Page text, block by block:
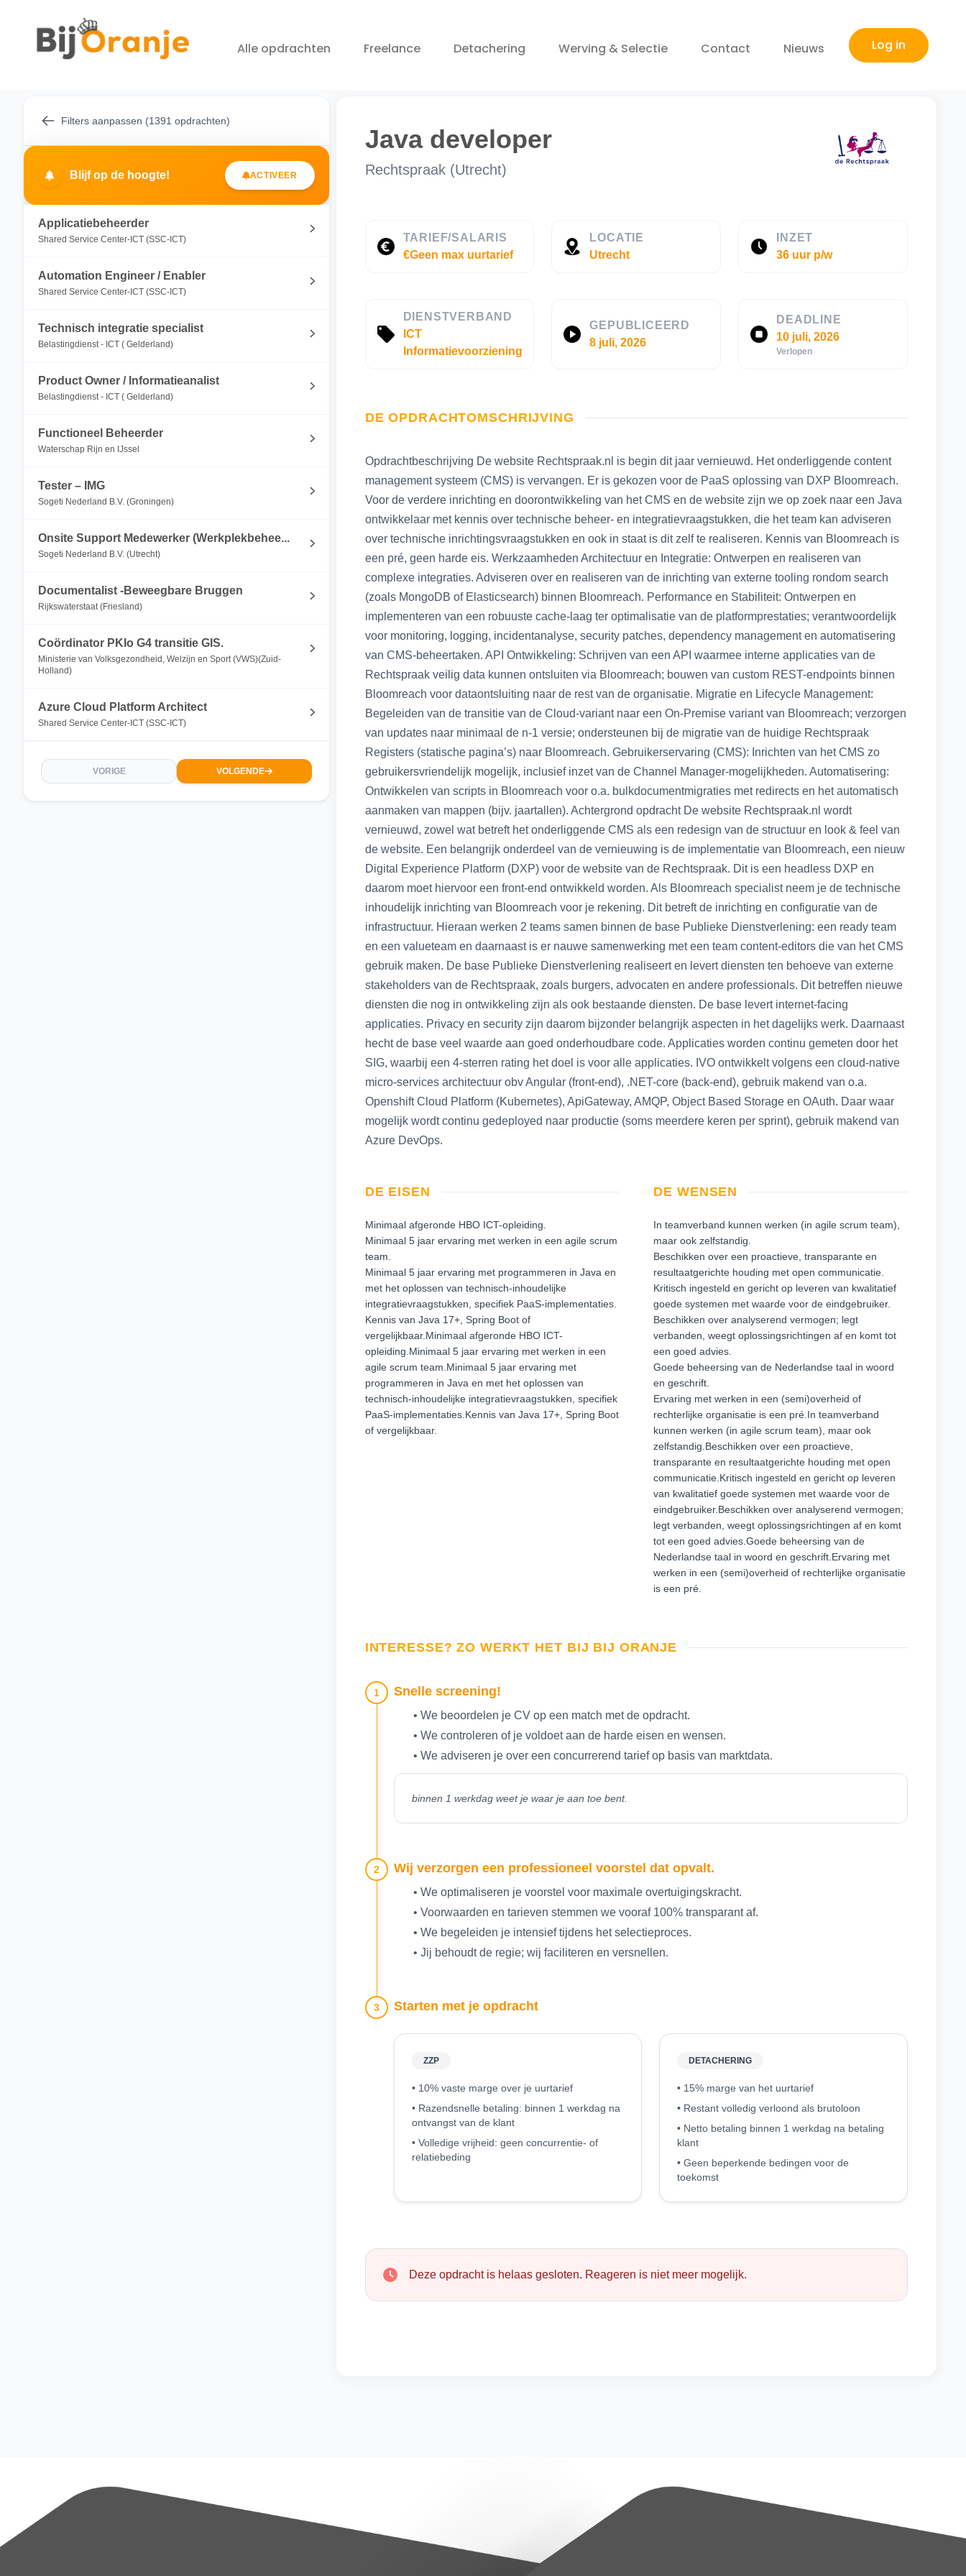
Alle opdrachten Freelance Detachering Werving & Selectie Contact Nieuws Log in
Filters aanpassen (1391 opdrachten)
Blijf op de hoogte! ACTIVEER
Applicatiebeheerder
Shared Service Center-ICT (SSC-ICT)
Automation Engineer / Enabler
Shared Service Center-ICT (SSC-ICT)
Technisch integratie specialist
Belastingdienst - ICT ( Gelderland)
Product Owner / Informatieanalist
Belastingdienst - ICT ( Gelderland)
Functioneel Beheerder
Waterschap Rijn en IJssel
Tester – IMG
Sogeti Nederland B.V. (Groningen)
Onsite Support Medewerker (Werkplekbehee...
Sogeti Nederland B.V. (Utrecht)
Documentalist -Beweegbare Bruggen
Rijkswaterstaat (Friesland)
Coördinator PKIo G4 transitie GIS.
Ministerie van Volksgezondheid, Welzijn en Sport (VWS)(Zuid-
Holland)
Azure Cloud Platform Architect
Shared Service Center-ICT (SSC-ICT)
VORIGE VOLGENDE
Java developer
Rechtspraak (Utrecht)
TARIEF/SALARIS
€Geen max uurtarief
LOCATIE
Utrecht
INZET
36 uur p/w
DIENSTVERBAND
ICT
Informatievoorziening
GEPUBLICEERD
8 juli, 2026
DEADLINE
10 juli, 2026
Verlopen
DE OPDRACHTOMSCHRIJVING
Opdrachtbeschrijving De website Rechtspraak.nl is begin dit jaar vernieuwd. Het onderliggende content
management systeem (CMS) is vervangen. Er is gekozen voor de PaaS oplossing van DXP Bloomreach.
Voor de verdere inrichting en doorontwikkeling van het CMS en de website zijn we op zoek naar een Java
ontwikkelaar met kennis over technische beheer- en integratievraagstukken, die het team kan adviseren
over technische inrichtingsvraagstukken en ook in staat is dit zelf te realiseren. Kennis van Bloomreach is
een pré, geen harde eis. Werkzaamheden Architectuur en Integratie: Ontwerpen en realiseren van
complexe integraties. Adviseren over en realiseren van de inrichting van externe tooling rondom search
(zoals MongoDB of Elasticsearch) binnen Bloomreach. Performance en Stabiliteit: Ontwerpen en
implementeren van een robuuste cache-laag ter optimalisatie van de platformprestaties; verantwoordelijk
voor monitoring, logging, incidentanalyse, security patches, dependency management en automatisering
van CMS-beheertaken. API Ontwikkeling: Schrijven van een API waarmee interne applicaties van de
Rechtspraak veilig data kunnen ontsluiten via Bloomreach; bouwen van custom REST-endpoints binnen
Bloomreach voor dataontsluiting naar de rest van de organisatie. Migratie en Lifecycle Management:
Begeleiden van de transitie van de Cloud-variant naar een On-Premise variant van Bloomreach; verzorgen
van updates naar minimaal de n-1 versie; ondersteunen bij de migratie van de huidige Rechtspraak
Registers (statische pagina’s) naar Bloomreach. Gebruikerservaring (CMS): Inrichten van het CMS zo
gebruikersvriendelijk mogelijk, inclusief inzet van de Channel Manager-mogelijkheden. Automatisering:
Ontwikkelen van scripts in Bloomreach voor o.a. bulkdocumentmigraties met redirects en het automatisch
aanmaken van mappen (bijv. jaartallen). Achtergrond opdracht De website Rechtspraak.nl wordt
vernieuwd, zowel wat betreft het onderliggende CMS als een redesign van de structuur en look & feel van
de website. Een belangrijk onderdeel van de vernieuwing is de implementatie van Bloomreach, een nieuw
Digital Experience Platform (DXP) voor de website van de Rechtspraak. Dit is een headless DXP en
daarom moet hiervoor een front-end ontwikkeld worden. Als Bloomreach specialist neem je de technische
inhoudelijk inrichting van Bloomreach voor je rekening. Dit betreft de inrichting en configuratie van de
infrastructuur. Hieraan werken 2 teams samen binnen de base Publieke Dienstverlening: een ready team
en een valueteam en daarnaast is er nauwe samenwerking met een team content-editors die van het CMS
gebruik maken. De base Publieke Dienstverlening realiseert en levert diensten ten behoeve van externe
stakeholders van de Rechtspraak, zoals burgers, advocaten en andere professionals. Dit betreffen nieuwe
diensten die nog in ontwikkeling zijn als ook bestaande diensten. De base levert internet-facing
applicaties. Privacy en security zijn daarom bijzonder belangrijk aspecten in het dagelijks werk. Daarnaast
hecht de base veel waarde aan goed onderhoudbare code. Applicaties worden continu gemeten door het
SIG, waarbij een 4-sterren rating het doel is voor alle applicaties. IVO ontwikkelt volgens een cloud-native
micro-services architectuur obv Angular (front-end), .NET-core (back-end), gebruik makend van o.a.
Openshift Cloud Platform (Kubernetes), ApiGateway, AMQP, Object Based Storage en OAuth. Daar waar
mogelijk wordt continu gedeployed naar productie (soms meerdere keren per sprint), gebruik makend van
Azure DevOps.
DE EISEN
Minimaal afgeronde HBO ICT-opleiding.
Minimaal 5 jaar ervaring met werken in een agile scrum
team.
Minimaal 5 jaar ervaring met programmeren in Java en
met het oplossen van technisch-inhoudelijke
integratievraagstukken, specifiek PaaS-implementaties.
Kennis van Java 17+, Spring Boot of
vergelijkbaar.Minimaal afgeronde HBO ICT-
opleiding.Minimaal 5 jaar ervaring met werken in een
agile scrum team.Minimaal 5 jaar ervaring met
programmeren in Java en met het oplossen van
technisch-inhoudelijke integratievraagstukken, specifiek
PaaS-implementaties.Kennis van Java 17+, Spring Boot
of vergelijkbaar.
DE WENSEN
In teamverband kunnen werken (in agile scrum team),
maar ook zelfstandig.
Beschikken over een proactieve, transparante en
resultaatgerichte houding met open communicatie.
Kritisch ingesteld en gericht op leveren van kwalitatief
goede systemen met waarde voor de eindgebruiker.
Beschikken over analyserend vermogen; legt
verbanden, weegt oplossingsrichtingen af en komt tot
een goed advies.
Goede beheersing van de Nederlandse taal in woord
en geschrift.
Ervaring met werken in een (semi)overheid of
rechterlijke organisatie is een pré.In teamverband
kunnen werken (in agile scrum team), maar ook
zelfstandig.Beschikken over een proactieve,
transparante en resultaatgerichte houding met open
communicatie.Kritisch ingesteld en gericht op leveren
van kwalitatief goede systemen met waarde voor de
eindgebruiker.Beschikken over analyserend vermogen;
legt verbanden, weegt oplossingsrichtingen af en komt
tot een goed advies.Goede beheersing van de
Nederlandse taal in woord en geschrift.Ervaring met
werken in een (semi)overheid of rechterlijke organisatie
is een pré.
INTERESSE? ZO WERKT HET BIJ BIJ ORANJE
1 Snelle screening!
• We beoordelen je CV op een match met de opdracht.
• We controleren of je voldoet aan de harde eisen en wensen.
• We adviseren je over een concurrerend tarief op basis van marktdata.
binnen 1 werkdag weet je waar je aan toe bent.
2 Wij verzorgen een professioneel voorstel dat opvalt.
• We optimaliseren je voorstel voor maximale overtuigingskracht.
• Voorwaarden en tarieven stemmen we vooraf 100% transparant af.
• We begeleiden je intensief tijdens het selectieproces.
• Jij behoudt de regie; wij faciliteren en versnellen.
3 Starten met je opdracht
ZZP
• 10% vaste marge over je uurtarief
• Razendsnelle betaling: binnen 1 werkdag na
ontvangst van de klant
• Volledige vrijheid: geen concurrentie- of
relatiebeding
DETACHERING
• 15% marge van het uurtarief
• Restant volledig verloond als brutoloon
• Netto betaling binnen 1 werkdag na betaling
klant
• Geen beperkende bedingen voor de
toekomst
Deze opdracht is helaas gesloten. Reageren is niet meer mogelijk.